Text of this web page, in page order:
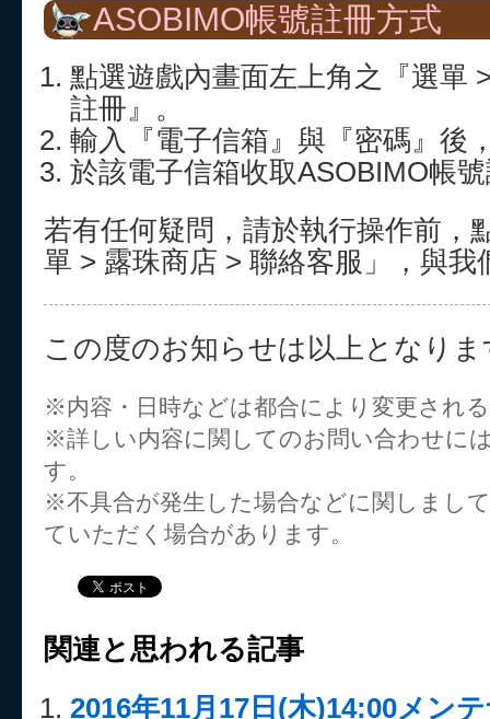
ASOBIMO帳號註冊方式
點選遊戲內畫面左上角之『選單
註冊』。
輸入『電子信箱』與『密碼』後
於該電子信箱收取ASOBIMO帳
若有任何疑問，請於執行操作前，
單 > 露珠商店 > 聯絡客服」，與我
この度のお知らせは以上となりま
※内容・日時などは都合により変更され
※詳しい内容に関してのお問い合わせに
す。
※不具合が発生した場合などに関しまし
ていただく場合があります。
関連と思われる記事
2016年11月17日(木)14:00メン